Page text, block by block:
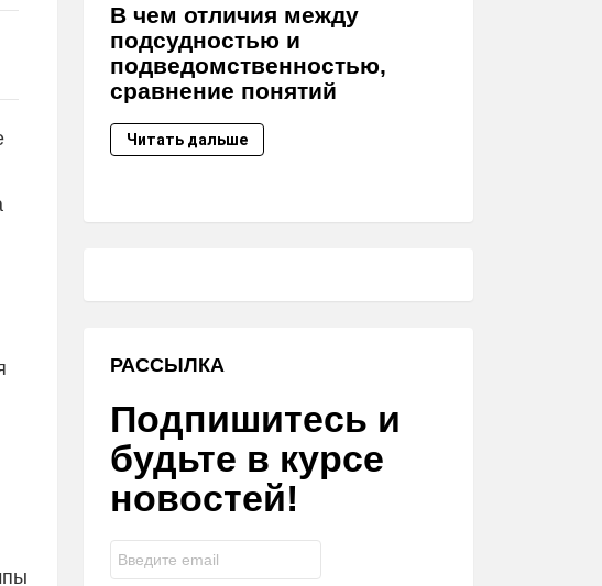
В чем отличия между
подсудностью и
подведомственностью,
сравнение понятий
Читать дальше
РАССЫЛКА
Подпишитесь и
будьте в курсе
новостей!